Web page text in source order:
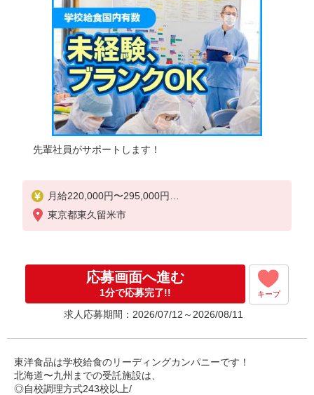
先輩社員がサポートします！
月給220,000円〜295,000円
※スタート月給は、これまで
1.学校給食責任者経験有
…月給295,000円以上
2.学校給食経験5年以上（副責任者経験等）
…月給250,000円以上
3.集団給食経験3年以上（病院・特養・保育園等）
4.集団給食未経験・有資格者
…月給220,000円以上
試用期間：3か月
※給与変動なし
東京都東久留米市
応募画面へ進む
1分で応募完了!! キープ
求人応募期間：2026/07/12～2026/08/11
東洋食品は学校給食のリーディングカンパニーです！
北海道〜九州までの受託施設は、
◎自校調理方式243校以上/